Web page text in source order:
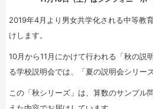
2019年4月より男女共学化される中等教
けします。
10月から11月にかけて行われる「秋の説
る学校説明会では、「夏の説明会シリー
この「秋シリーズ」は、算数のサンプル